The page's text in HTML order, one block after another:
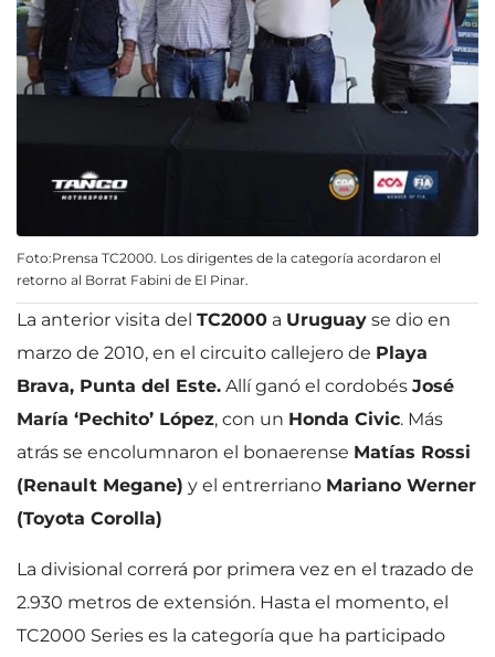
Foto:Prensa TC2000. Los dirigentes de la categoría acordaron el
retorno al Borrat Fabini de El Pinar.
La anterior visita del TC2000 a Uruguay se dio en
marzo de 2010, en el circuito callejero de Playa
Brava, Punta del Este. Allí ganó el cordobés José
María ‘Pechito’ López, con un Honda Civic. Más
atrás se encolumnaron el bonaerense Matías Rossi
(Renault Megane) y el entrerriano Mariano Werner
(Toyota Corolla)
La divisional correrá por primera vez en el trazado de
2.930 metros de extensión. Hasta el momento, el
TC2000 Series es la categoría que ha participado